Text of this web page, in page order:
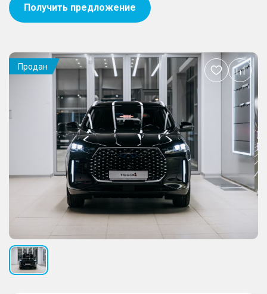
Получить предложение
Продан
Добавить
в
избранное